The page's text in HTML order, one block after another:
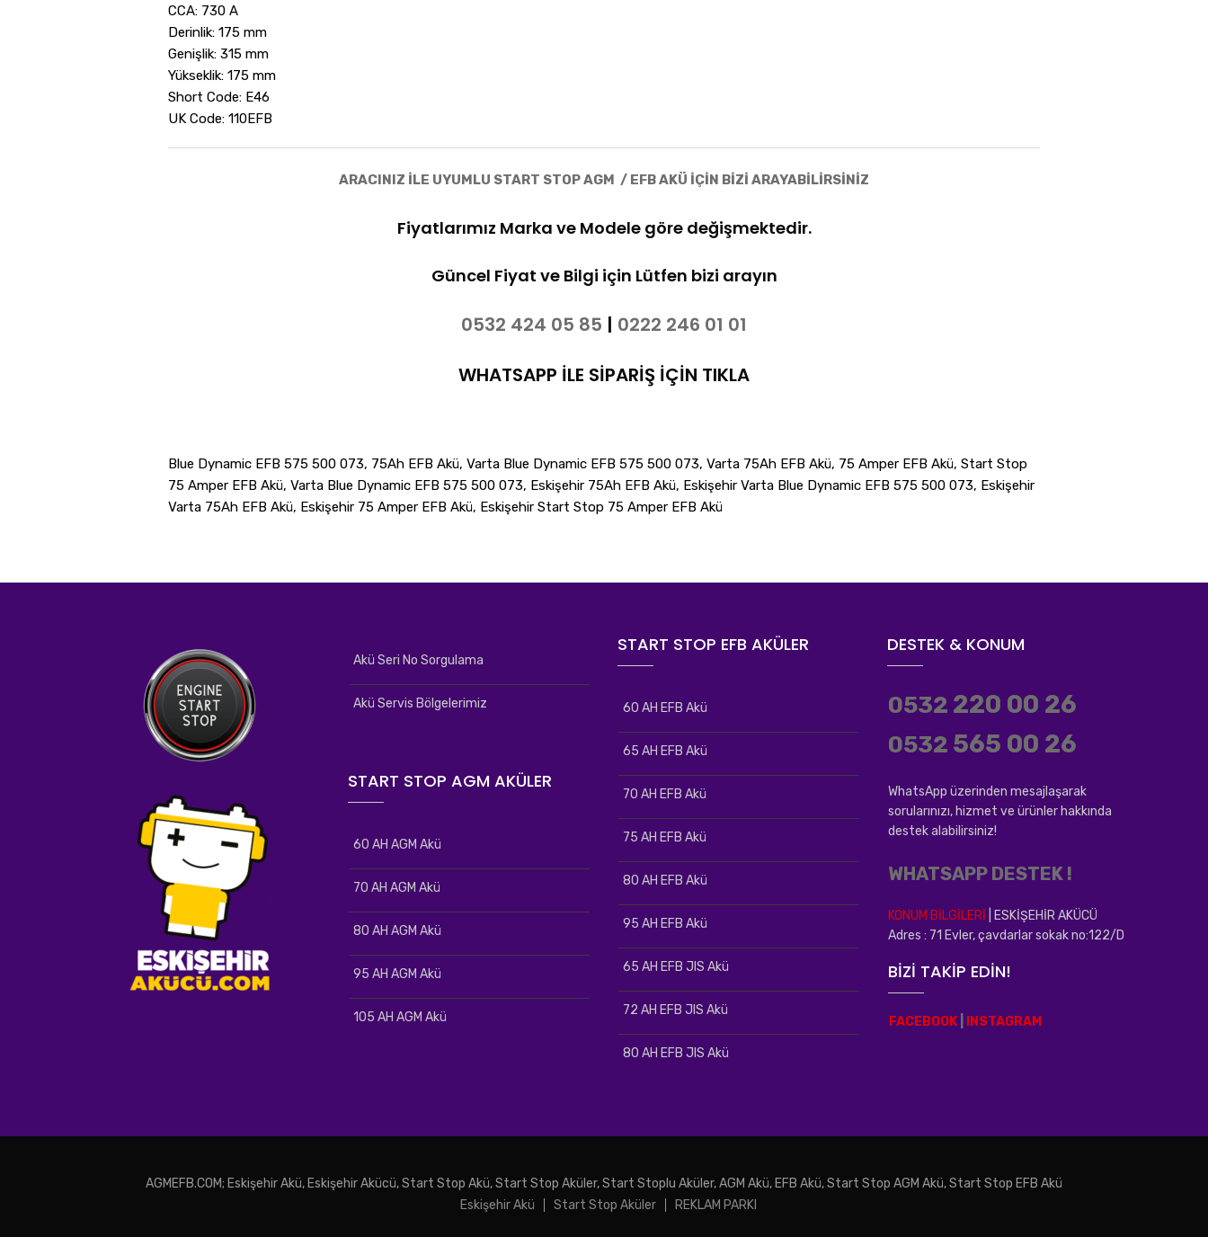
CCA: 730 A
Derinlik: 175 mm
Genişlik: 315 mm
Yükseklik: 175 mm
Short Code: E46
UK Code: 110EFB
ARACINIZ İLE UYUMLU START STOP AGM / EFB AKÜ İÇİN BİZİ ARAYABİLİRSİNİZ
Fiyatlarımız Marka ve Modele göre değişmektedir.
Güncel Fiyat ve Bilgi için Lütfen bizi arayın
0532 424 05 85 | 0222 246 01 01
WHATSAPP İLE SİPARİŞ İÇİN TIKLA
Blue Dynamic EFB 575 500 073, 75Ah EFB Akü, Varta Blue Dynamic EFB 575 500 073, Varta 75Ah EFB Akü, 75 Amper EFB Akü, Start Stop
75 Amper EFB Akü, Varta Blue Dynamic EFB 575 500 073, Eskişehir 75Ah EFB Akü, Eskişehir Varta Blue Dynamic EFB 575 500 073, Eskişehir
Varta 75Ah EFB Akü, Eskişehir 75 Amper EFB Akü, Eskişehir Start Stop 75 Amper EFB Akü
Akü Seri No Sorgulama
Akü Servis Bölgelerimiz
START STOP AGM AKÜLER
60 AH AGM Akü
70 AH AGM Akü
80 AH AGM Akü
95 AH AGM Akü
105 AH AGM Akü
START STOP EFB AKÜLER
60 AH EFB Akü
65 AH EFB Akü
70 AH EFB Akü
75 AH EFB Akü
80 AH EFB Akü
95 AH EFB Akü
65 AH EFB JIS Akü
72 AH EFB JIS Akü
80 AH EFB JIS Akü
DESTEK & KONUM
0532 220 00 26
0532 565 00 26
WhatsApp üzerinden mesajlaşarak
sorularınızı, hizmet ve ürünler hakkında
destek alabilirsiniz!
WHATSAPP DESTEK !
KONUM BİLGİLERİ | ESKİŞEHİR AKÜCÜ
Adres : 71 Evler, çavdarlar sokak no:122/D
BİZİ TAKİP EDİN!
FACEBOOK INSTAGRAM
AGMEFB.COM; Eskişehir Akü, Eskişehir Akücü, Start Stop Akü, Start Stop Aküler, Start Stoplu Aküler, AGM Akü, EFB Akü, Start Stop AGM Akü, Start Stop EFB Akü
Eskişehir Akü
Start Stop Aküler REKLAM PARKI